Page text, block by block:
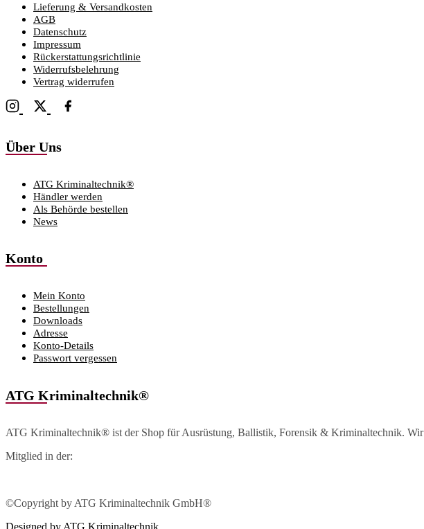
Lieferung & Versandkosten
AGB
Datenschutz
Impressum
Rückerstattungsrichtlinie
Widerrufsbelehrung
Vertrag widerrufen
Über Uns
ATG Kriminaltechnik®
Händler werden
Als Behörde bestellen
News
Konto
Mein Konto
Bestellungen
Downloads
Adresse
Konto-Details
Passwort vergessen
ATG Kriminaltechnik®
ATG Kriminaltechnik® ist der Shop für Ausrüstung, Ballistik, Forensik & Kriminaltechnik.
Mitglied in der:
©Copyright by ATG Kriminaltechnik GmbH®
Designed by ATG Kriminaltechnik